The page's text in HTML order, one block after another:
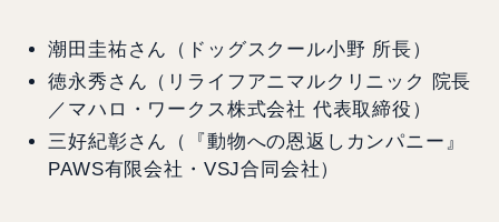
潮田圭祐さん（ドッグスクール小野 所長）
徳永秀さん（リライフアニマルクリニック 院長
／マハロ・ワークス株式会社 代表取締役）
三好紀彰さん（『動物への恩返しカンパニー』
PAWS有限会社・VSJ合同会社）